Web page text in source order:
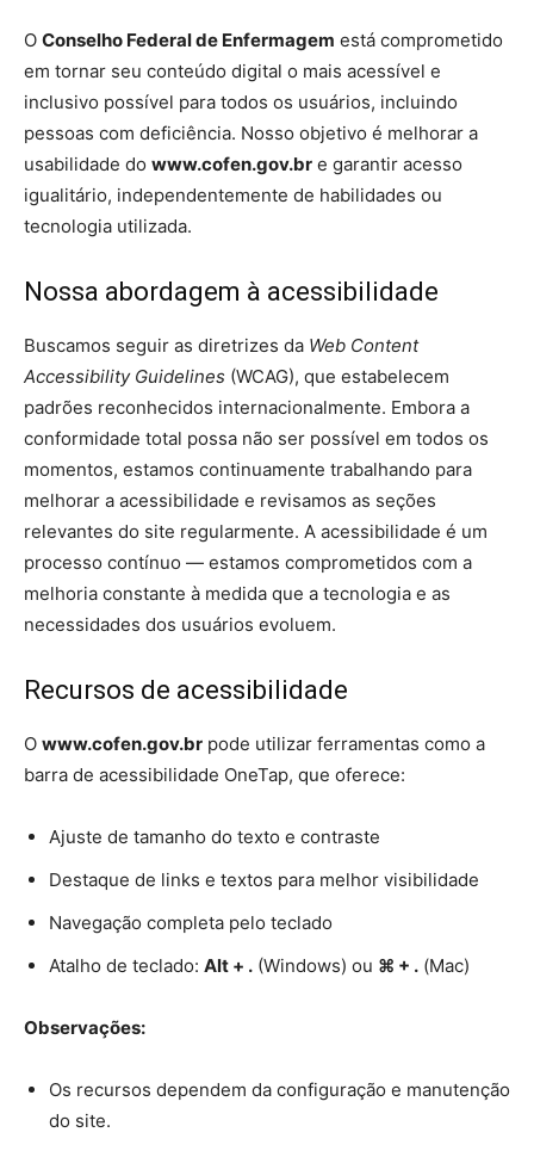
O Conselho Federal de Enfermagem está comprometido
em tornar seu conteúdo digital o mais acessível e
inclusivo possível para todos os usuários, incluindo
pessoas com deficiência. Nosso objetivo é melhorar a
usabilidade do www.cofen.gov.br e garantir acesso
igualitário, independentemente de habilidades ou
tecnologia utilizada.
Nossa abordagem à acessibilidade
Buscamos seguir as diretrizes da Web Content
Accessibility Guidelines (WCAG), que estabelecem
padrões reconhecidos internacionalmente. Embora a
conformidade total possa não ser possível em todos os
momentos, estamos continuamente trabalhando para
melhorar a acessibilidade e revisamos as seções
relevantes do site regularmente. A acessibilidade é um
processo contínuo — estamos comprometidos com a
melhoria constante à medida que a tecnologia e as
necessidades dos usuários evoluem.
Recursos de acessibilidade
O www.cofen.gov.br pode utilizar ferramentas como a
barra de acessibilidade OneTap, que oferece:
Ajuste de tamanho do texto e contraste
Destaque de links e textos para melhor visibilidade
Navegação completa pelo teclado
Atalho de teclado: Alt + . (Windows) ou ⌘ + . (Mac)
Observações:
Os recursos dependem da configuração e manutenção
do site.